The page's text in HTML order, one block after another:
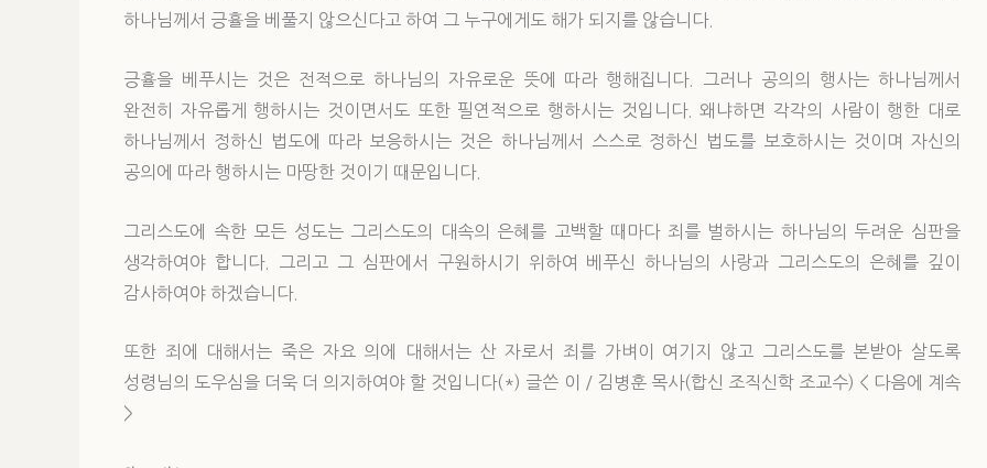
하나님께서 긍휼을 베풀지 않으신다고 하여 그 누구에게도 해가 되지를 않습니다.
긍휼을 베푸시는 것은 전적으로 하나님의 자유로운 뜻에 따라 행해집니다. 그러나 공의의 행사는 하나님께서
완전히 자유롭게 행하시는 것이면서도 또한 필연적으로 행하시는 것입니다. 왜냐하면 각각의 사람이 행한 대로
하나님께서 정하신 법도에 따라 보응하시는 것은 하나님께서 스스로 정하신 법도를 보호하시는 것이며 자신의
공의에 따라 행하시는 마땅한 것이기 때문입니다.
그리스도에 속한 모든 성도는 그리스도의 대속의 은혜를 고백할 때마다 죄를 벌하시는 하나님의 두려운 심판을
생각하여야 합니다. 그리고 그 심판에서 구원하시기 위하여 베푸신 하나님의 사랑과 그리스도의 은혜를 깊이
감사하여야 하겠습니다.
또한 죄에 대해서는 죽은 자요 의에 대해서는 산 자로서 죄를 가벼이 여기지 않고 그리스도를 본받아 살도록
성령님의 도우심을 더욱 더 의지하여야 할 것입니다(*) 글쓴 이 / 김병훈 목사(합신 조직신학 조교수) < 다음에 계속
>